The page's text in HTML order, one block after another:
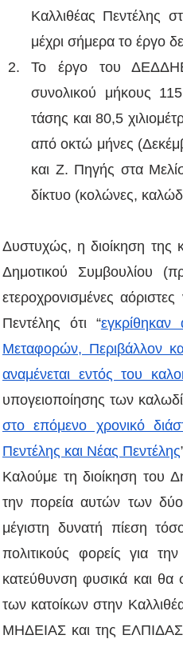
Καλλιθέας Πεντέλης
μέχρι σήμερα το έργο
Το έργο του ΔΕΔΔΗΕ
συνολικού μήκους 115
τάσης και 80,5
από οκτώ μήνες
και Ζ. Πηγής στα
δίκτυο (κολώνες,
Δυστυχώς, η διοίκηση της
Δημοτικού Συμβουλίου
ετεροχρονισμένες
Πεντέλης ότι “
Μεταφορών, Περιβάλλον
αναμένεται εντός του
υπογειοποίησης των
στο επόμενο χρονικό
Πεντέλης και Νέας Πεντέλης
Καλούμε τη διοίκηση του
την πορεία αυτών των
μέγιστη δυνατή πίεση
πολιτικούς φορείς για
κατεύθυνση φυσικά και θα
των κατοίκων στην
ΜΗΔΕΙΑΣ και της ΕΛΠΙΔΑΣ,